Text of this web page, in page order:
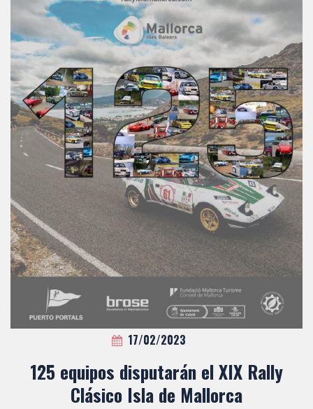
17/02/2023
125 equipos disputarán el XIX Rally
Clásico Isla de Mallorca